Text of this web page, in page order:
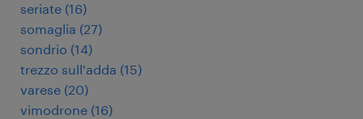
seriate (16)
somaglia (27)
sondrio (14)
trezzo sull'adda (15)
varese (20)
vimodrone (16)